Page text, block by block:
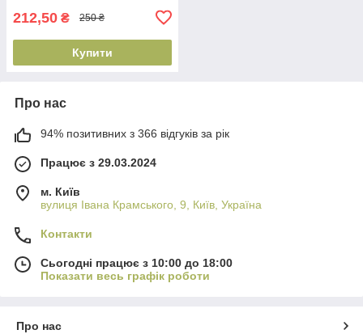
212,50 ₴ 250 ₴
Купити
Про нас
94% позитивних з 366 відгуків за рік
Працює з 29.03.2024
м. Київ
вулиця Івана Крамського, 9, Київ, Україна
Контакти
Сьогодні працює з 10:00 до 18:00
Показати весь графік роботи
Про нас